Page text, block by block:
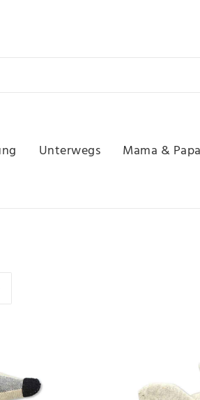
Unterwegs Mama & Papa